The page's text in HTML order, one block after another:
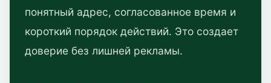
понятный адрес, согласованное время и
короткий порядок действий. Это создает
доверие без лишней рекламы.